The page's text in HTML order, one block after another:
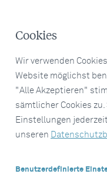
Cookies
Wir verwenden
Website möglichst
"Alle Akzeptieren"
sämtlicher Cookies zu.
Einstellungen
unseren
Benutzerdefinierte